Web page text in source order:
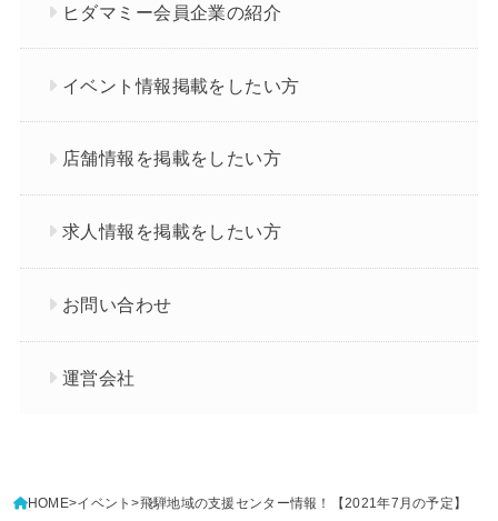
ヒダマミー会員企業の紹介
イベント情報掲載をしたい方
店舗情報を掲載をしたい方
求人情報を掲載をしたい方
お問い合わせ
運営会社
HOME イベント 飛騨地域の支援センター情報！【2021年7月の予定】